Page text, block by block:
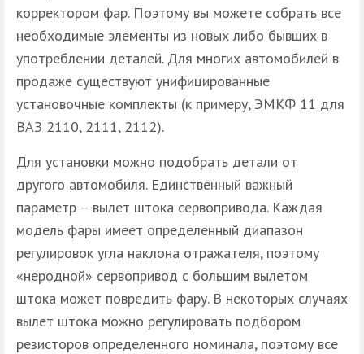
корректором фар. Поэтому вы можете собрать все
необходимые элементы из новых либо бывших в
употреблении деталей. Для многих автомобилей в
продаже существуют унифицированные
установочные комплекты (к примеру, ЭМКФ 11 для
ВАЗ 2110, 2111, 2112).
Для установки можно подобрать детали от
другого автомобиля. Единственный важный
параметр – вылет штока сервопривода. Каждая
модель фары имеет определенный диапазон
регулировок угла наклона отражателя, поэтому
«неродной» сервопривод с большим вылетом
штока может повредить фару. В некоторых случаях
вылет штока можно регулировать подбором
резисторов определенного номинала, поэтому все